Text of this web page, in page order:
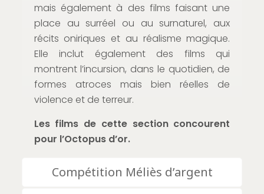
mais également à des films faisant une
place au surréel ou au surnaturel, aux
récits oniriques et au réalisme magique.
Elle inclut également des films qui
montrent l’incursion, dans le quotidien, de
formes atroces mais bien réelles de
violence et de terreur.
Les films de cette section concourent
pour l’Octopus d’or.
Compétition Méliès d’argent